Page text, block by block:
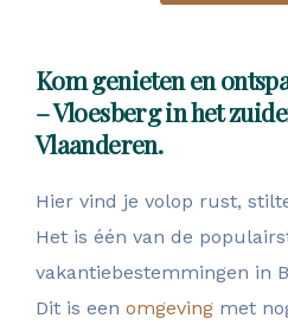
Kom genieten en
– Vloesberg in het
Vlaanderen.
Hier vind je volop rust,
Het is één van de
vakantiebestemmingen in
Dit is een omgeving met